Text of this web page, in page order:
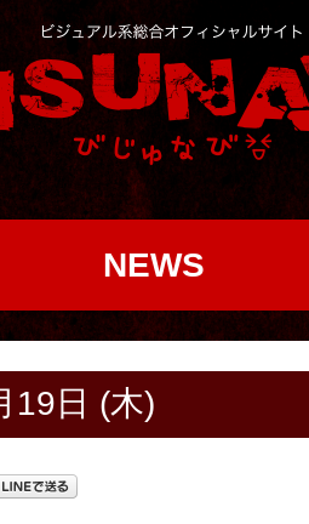
NEWS
19日 (木)